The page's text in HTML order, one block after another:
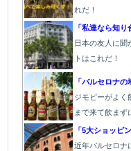
れだ！
「私達なら知り
日本の友人に聞
トはこれだ！
「バルセロナの
ジモピーがよく
まで来て飲まず
「5大ショッピ
近年バルセロナ